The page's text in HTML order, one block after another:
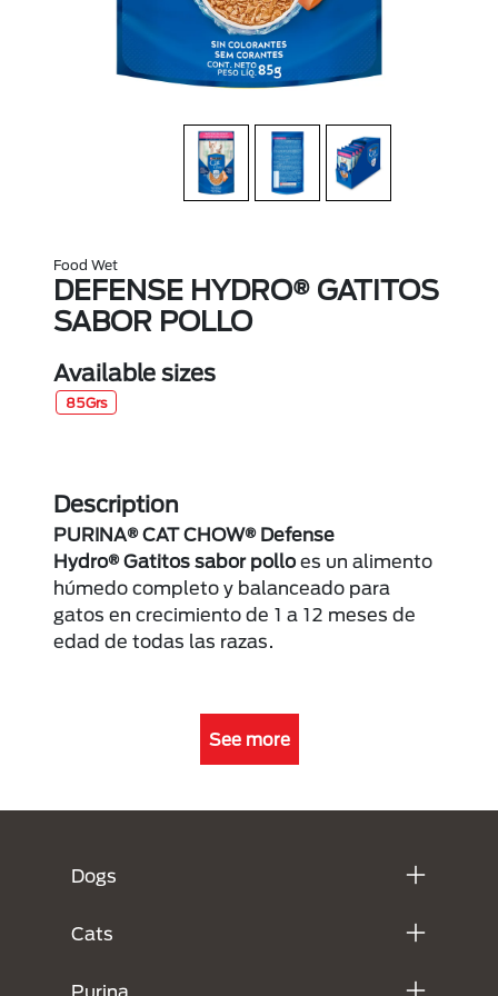
Food Wet
DEFENSE HYDRO® GATITOS
SABOR POLLO
Available sizes
85Grs
Description
PURINA® CAT CHOW® Defense
Hydro® Gatitos sabor pollo es un alimento
húmedo completo y balanceado para
gatos en crecimiento de 1 a 12 meses de
edad de todas las razas.
See more
Dogs
Cats
Purina